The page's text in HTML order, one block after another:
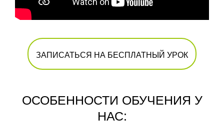
ЗАПИСАТЬСЯ НА БЕСПЛАТНЫЙ УРОК
ОСОБЕННОСТИ ОБУЧЕНИЯ У
НАС: